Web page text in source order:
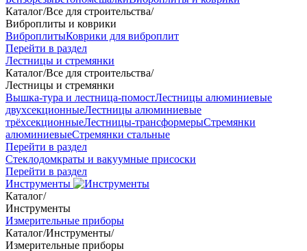
Каталог/Все для строительства/
Виброплиты и коврики
ВиброплитыКоврики для виброплит
Перейти в раздел
Лестницы и стремянки
Каталог/Все для строительства/
Лестницы и стремянки
Вышка-тура и лестница-помостЛестницы алюминиевые
двухсекционныеЛестницы алюминиевые
трёхсекционныеЛестницы-трансформерыСтремянки
алюминиевыеСтремянки стальные
Перейти в раздел
Стеклодомкраты и вакуумные присоски
Перейти в раздел
Инструменты
Каталог/
Инструменты
Измерительные приборы
Каталог/Инструменты/
Измерительные приборы